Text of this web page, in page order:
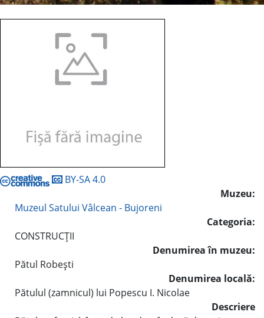
BY-SA 4.0
Muzeu:
Muzeul Satului Vâlcean - Bujoreni
Categoria:
CONSTRUCŢII
Denumirea în muzeu:
Pătul Robeşti
Denumirea locală:
Pătulul (zamnicul) lui Popescu I. Nicolae
Descriere